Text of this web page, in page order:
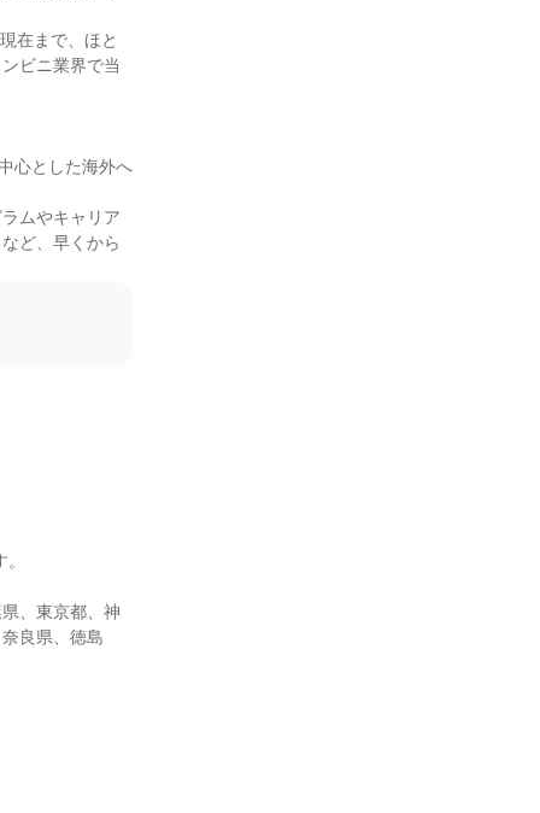
在まで、ほと
ビニ業界で当
心とした海外へ
ムやキャリア
ど、早くから
、東京都、神
良県、徳島